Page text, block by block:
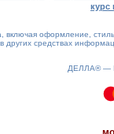
курс
оформление,
средствах
ДЕЛЛА® —